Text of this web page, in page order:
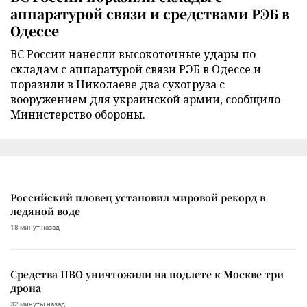
аппаратурой связи и средствами РЭБ в
Одессе
ВС России нанесли высокоточные удары по
складам с аппаратурой связи РЭБ в Одессе и
поразили в Николаеве два сухогруза с
вооружением для украинской армии, сообщило
Министерство обороны.
Российский пловец установил мировой рекорд в
ледяной воде
18 минут назад
Средства ПВО уничтожили на подлете к Москве три
дрона
32 минуты назад